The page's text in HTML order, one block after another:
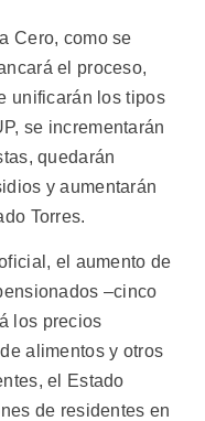
Cero, como se
el proceso,
unificarán los tipos
se incrementarán
quedarán
y aumentarán
Torres.
el aumento de
–cinco
los precios
alimentos y otros
el Estado
de residentes en